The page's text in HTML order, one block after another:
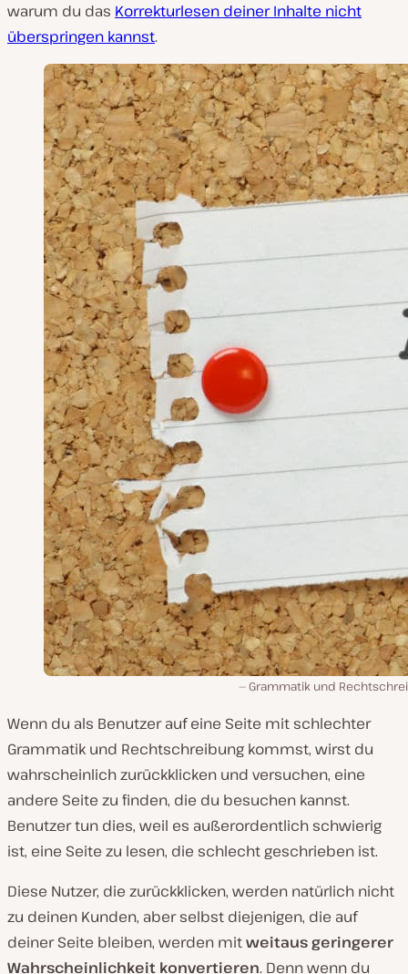
warum du das Korrekturlesen deiner Inhalte nicht
überspringen kannst.
Grammatik und
Wenn du als Benutzer auf eine Seite mit schlechter
Grammatik und Rechtschreibung kommst, wirst du
wahrscheinlich zurückklicken und versuchen, eine
andere Seite zu finden, die du besuchen kannst.
Benutzer tun dies, weil es außerordentlich schwierig
ist, eine Seite zu lesen, die schlecht geschrieben ist.
Diese Nutzer, die zurückklicken, werden natürlich nicht
zu deinen Kunden, aber selbst diejenigen, die auf
deiner Seite bleiben, werden mitweitaus geringerer
Wahrscheinlichkeit konvertieren. Denn wenn du